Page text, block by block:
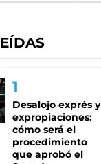
Desalojo exprés y
expropiaciones:
cómo será el
procedimiento
que aprobó el